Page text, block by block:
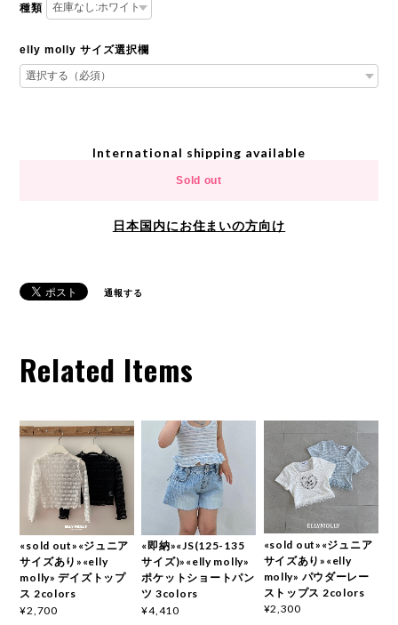
種類
elly molly サイズ選択欄
International shipping available
Sold out
日本国内にお住まいの方向け
通報する
Related Items
«sold out»«ジュニア
サイズあり»«elly
molly» デイズトップ
ス 2colors
¥2,700
«即納»«JS(125-135
サイズ)»«elly molly»
ポケットショートパン
ツ 3colors
¥4,410
«sold out»«ジュニア
サイズあり»«elly
molly» パウダーレー
ストップス 2colors
¥2,300